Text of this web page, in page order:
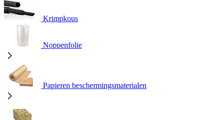
Krimpkous
Noppenfolie
Papieren beschermingsmaterialen